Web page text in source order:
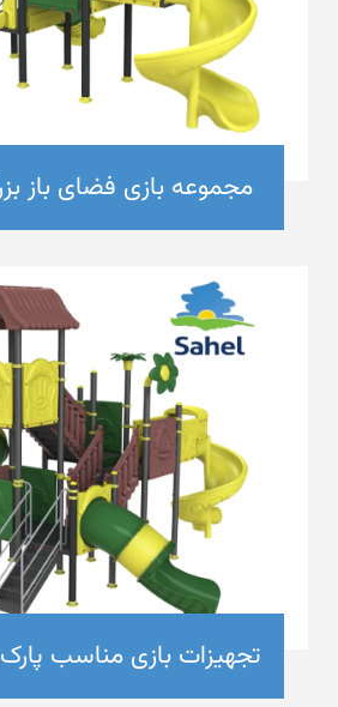
مجموعه بازی فضای باز بزرگ کد1204
تجهیزات بازی مناسب پارک ها کد1401